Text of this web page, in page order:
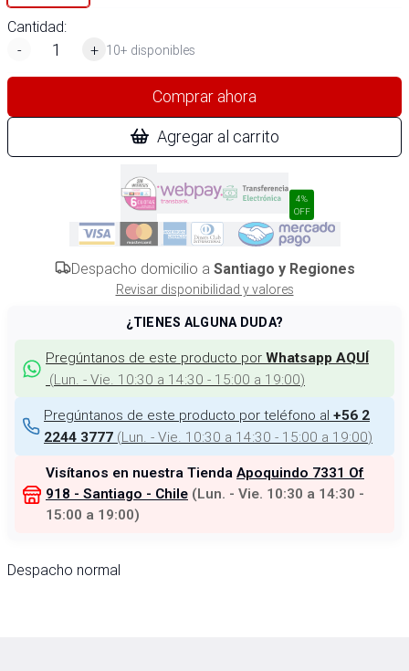
Cantidad:
-
+ 10+ disponibles
Comprar ahora
Agregar al carrito
4%
OFF
Despacho domicilio a Santiago y Regiones
Revisar disponibilidad y valores
¿TIENES ALGUNA DUDA?
Pregúntanos de este producto por Whatsapp AQUÍ
(Lun. - Vie. 10:30 a 14:30 - 15:00 a 19:00)
Pregúntanos de este producto por teléfono al +56 2
2244 3777 (Lun. - Vie. 10:30 a 14:30 - 15:00 a 19:00)
Visítanos en nuestra Tienda Apoquindo 7331 Of
918 - Santiago - Chile (Lun. - Vie. 10:30 a 14:30 -
15:00 a 19:00)
Despacho normal